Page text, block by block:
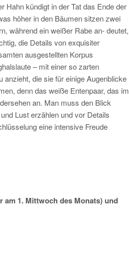
Hahn kündigt in der Tat das Ende der
höher in den Bäumen sitzen zwei
während ein weißer Rabe an- deutet,
die Details von exquisiter
ausgestellten Korpus
– mit einer so zarten
anzieht, die sie für einige Augenblicke
denn das weiße Entenpaar, das im
an. Man muss den Blick
Lust erzählen und vor Details
eine intensive Freude
am 1. Mittwoch des Monats) und